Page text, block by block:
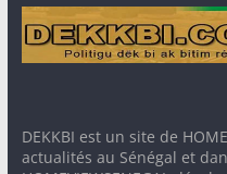
DEKKBI est un site de
actualités au Sénégal et